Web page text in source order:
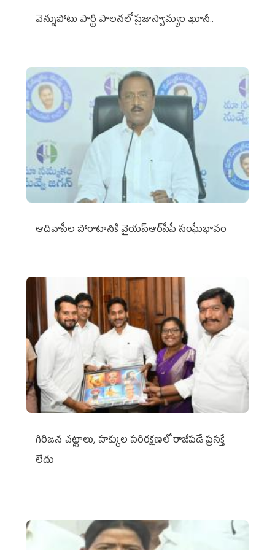
వెన్నుపోటు పార్టీ పాలనలో ప్రజాస్వామ్యం ఖూనీ..
ఆదివాసీల పోరాటానికి వైయ‌స్ఆర్‌సీపీ సంఘీభావం
గిరిజన చట్టాలు, హక్కుల పరిరక్షణలో రాజీపడే ప్రసక్తే
లేదు